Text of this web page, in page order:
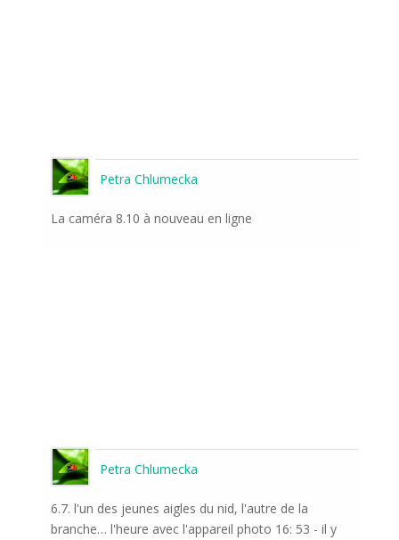
Petra Chlumecka
La caméra 8.10 à nouveau en ligne
Petra Chlumecka
6.7. l'un des jeunes aigles du nid, l'autre de la
branche… l'heure avec l'appareil photo 16: 53 - il y